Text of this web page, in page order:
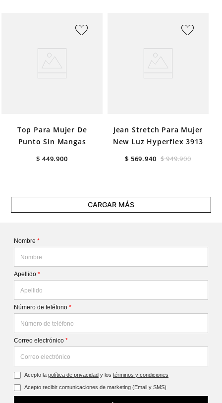
Top Para Mujer De
Punto Sin Mangas
$ 449.900
Jean Stretch Para Mujer
New Luz Hyperflex 3913
$ 949.900
$ 569.940
CARGAR MÁS
Nombre *
Apellido *
Número de teléfono *
Correo electrónico *
Acepto la política de privacidad y los términos y condiciones
Acepto recibir comunicaciones de marketing (Email y SMS)